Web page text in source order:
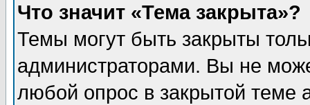
Что значит «Тема закрыта»?
Темы могут быть закрыты
администраторами. Вы не
любой опрос в закрытой теме